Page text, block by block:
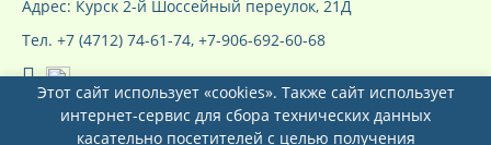
Адрес: Курск 2-й Шоссейный переулок, 21Д
Тел. +7 (4712) 74-61-74, +7-906-692-60-68
Этот сайт использует «cookies». Также сайт использует
интернет-сервис для сбора технических данных
касательно посетителей с целью получения